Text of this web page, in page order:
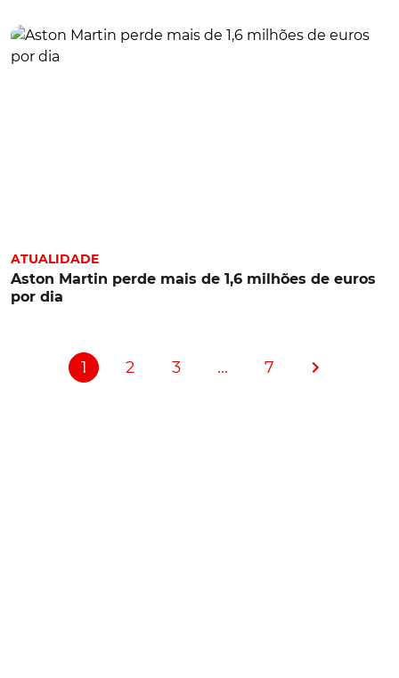
ATUALIDADE
Aston Martin perde mais de 1,6 milhões de euros
por dia
1 2 3 ... 7